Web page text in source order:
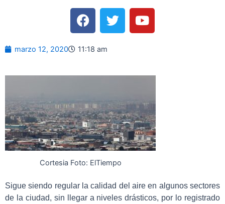
F
a
c
e
T
w
i
Y
o
u
marzo 12, 2020 11:18 am
Cortesia Foto: ElTiempo
Sigue siendo regular la calidad del aire en algunos sectores
de la ciudad, sin llegar a niveles drásticos, por lo registrado